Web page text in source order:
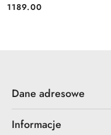
Cena:
1189.00
Dane adresowe
Informacje